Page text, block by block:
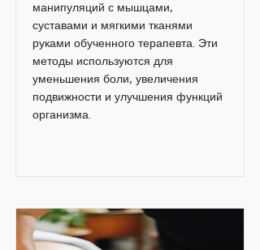
манипуляций с мышцами,
суставами и мягкими тканями
руками обученного терапевта. Эти
методы используются для
уменьшения боли, увеличения
подвижности и улучшения функций
организма.